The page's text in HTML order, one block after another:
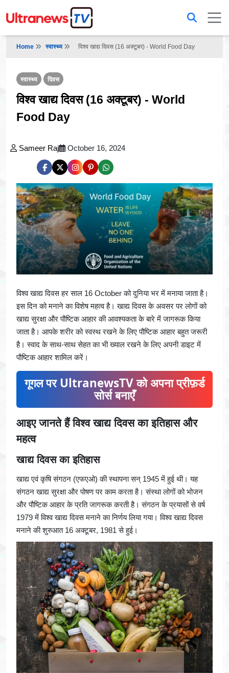
Home स्वास्थ्य विश्व खाद्य दिवस (16 अक्टूबर) - World Food Day
स्वास्थ्य दिवस
विश्व खाद्य दिवस (16 अक्टूबर) - World
Food Day
Sameer Raj October 16, 2024
विश्व खाद्य दिवस हर साल 16 October को दुनिया भर में मनाया जाता है।
इस दिन को मनाने का विशेष महत्व है। खाद्य दिवस के अवसर पर लोगों को
खाद्य सुरक्षा और पौष्टिक आहार की आवश्यकता के बारे में जागरूक किया
जाता है। आपके शरीर को स्वस्थ रखने के लिए पौष्टिक आहार बहुत जरूरी
है। स्वाद के साथ-साथ सेहत का भी ख्याल रखने के लिए अपनी डाइट में
पौष्टिक आहार शामिल करें।
गूगल पर UltranewsTV को अपना प्रीफ़र्ड
सोर्स बनाएँ
आइए जानते हैं विश्व खाद्य दिवस का इतिहास और
महत्व
खाद्य दिवस का इतिहास
खाद्य एवं कृषि संगठन (एफएओ) की स्थापना सन् 1945 में हुई थी। यह
संगठन खाद्य सुरक्षा और पोषण पर काम करता है। संस्था लोगों को भोजन
और पौष्टिक आहार के प्रति जागरूक करती है। संगठन के प्रयासों से वर्ष
1979 में विश्व खाद्य दिवस मनाने का निर्णय लिया गया। विश्व खाद्य दिवस
मनाने की शुरुआत 16 अक्टूबर, 1981 से हुई।